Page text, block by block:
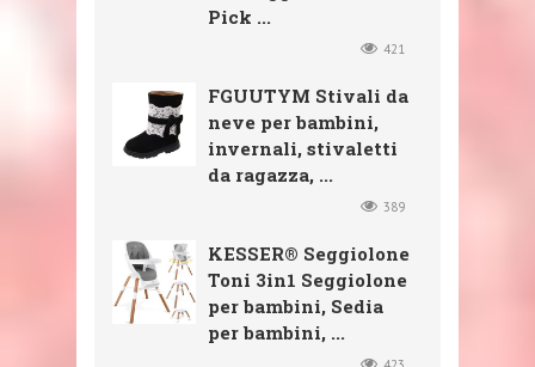
Pick ...
421
FGUUTYM Stivali da
neve per bambini,
invernali, stivaletti
da ragazza, ...
389
KESSER® Seggiolone
Toni 3in1 Seggiolone
per bambini, Sedia
per bambini, ...